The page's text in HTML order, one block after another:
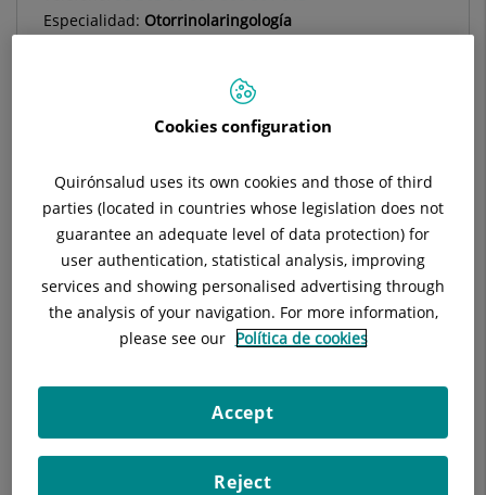
Especialidad: Otorrinolaringología
Mayo 2014: Contrato de Colaboración institucional a nivel de
Docencia e Investigación entre Hospital General de Cataluña y
Hospital de Sant Pau de Barcelona
Dispositivos de Avance Mandibular el Síndrome de Apneas
Obstructiva del Sueño en Adultos
Tratamiento con Inhibidores de la Bomba de Protones el
Síndrome de Apneas Obstructiva del Sueño en Adultos
Cookies configuration
Quirónsalud uses its own cookies and those of third
parties (located in countries whose legislation does not
guarantee an adequate level of data protection) for
user authentication, statistical analysis, improving
services and showing personalised advertising through
the analysis of your navigation. For more information,
please see our Política de cookies
Reject
Accept